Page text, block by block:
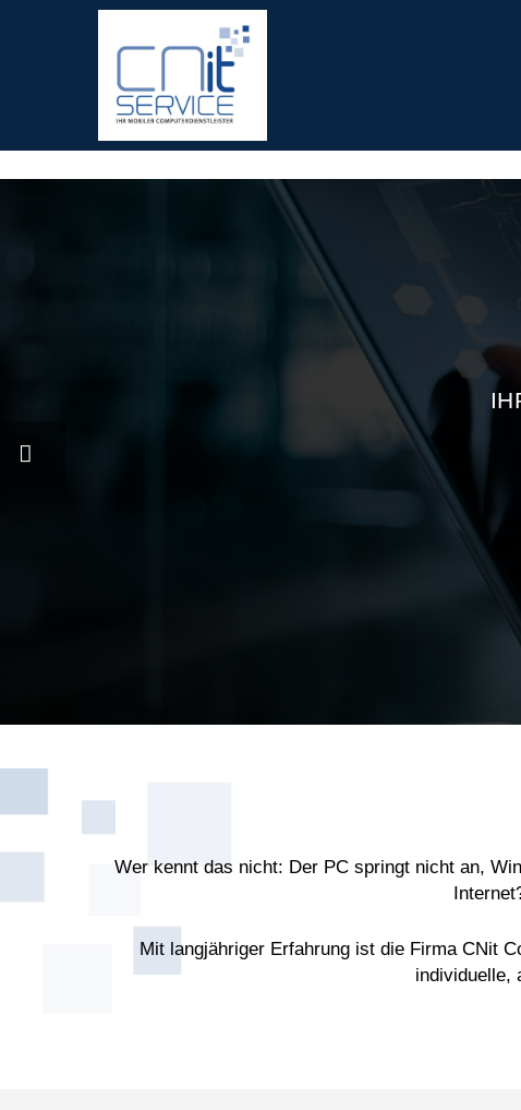
fred meyer gift card offerte coupon torino
Wer kennt das nicht: Der PC springt nicht an,
Mit langjähriger Erfahrung ist die Firma CNit
individuelle,